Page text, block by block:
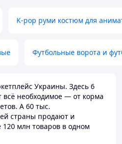
K-pop руми костюм для
Футбольные ворота и
Украины. Здесь 6
всё необходимое — от корма
А 60 тыс.
страны продают и
млн товаров в одном